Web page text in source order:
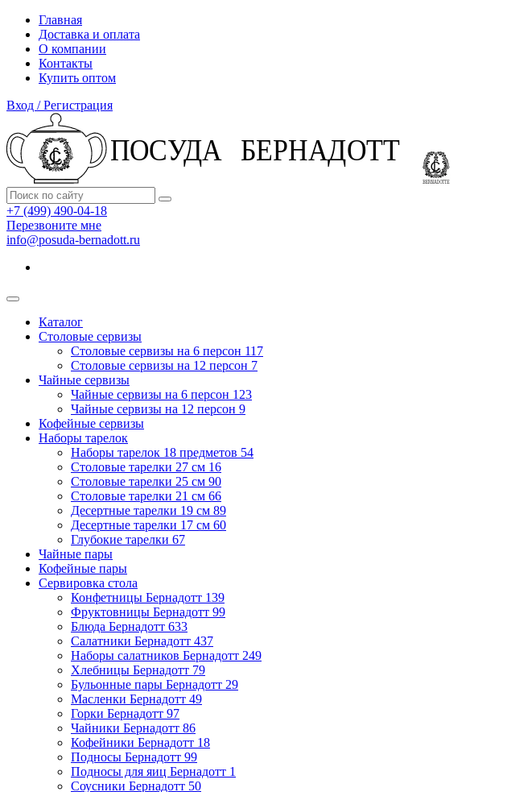
Главная
Доставка и оплата
О компании
Контакты
Купить оптом
Вход / Регистрация
+7 (499) 490-04-18
Перезвоните мне
info@posuda-bernadott.ru
Каталог
Столовые сервизы
Столовые сервизы на 6 персон 117
Столовые сервизы на 12 персон 7
Чайные сервизы
Чайные сервизы на 6 персон 123
Чайные сервизы на 12 персон 9
Кофейные сервизы
Наборы тарелок
Наборы тарелок 18 предметов 54
Столовые тарелки 27 см 16
Столовые тарелки 25 см 90
Столовые тарелки 21 см 66
Десертные тарелки 19 см 89
Десертные тарелки 17 см 60
Глубокие тарелки 67
Чайные пары
Кофейные пары
Сервировка стола
Конфетницы Бернадотт 139
Фруктовницы Бернадотт 99
Блюда Бернадотт 633
Салатники Бернадотт 437
Наборы салатников Бернадотт 249
Хлебницы Бернадотт 79
Бульонные пары Бернадотт 29
Масленки Бернадотт 49
Горки Бернадотт 97
Чайники Бернадотт 86
Кофейники Бернадотт 18
Подносы Бернадотт 99
Подносы для яиц Бернадотт 1
Соусники Бернадотт 50